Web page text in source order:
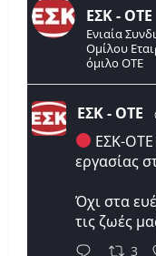
ΕΣΚ - ΟΤΕ
Ενιαία
Ομίλου
όμιλο ΟΤΕ
ΕΣΚ - ΟΤΕ
ΕΣΚ-ΟΤΕ
εργασίας
Όχι στα
τις ζωές
3